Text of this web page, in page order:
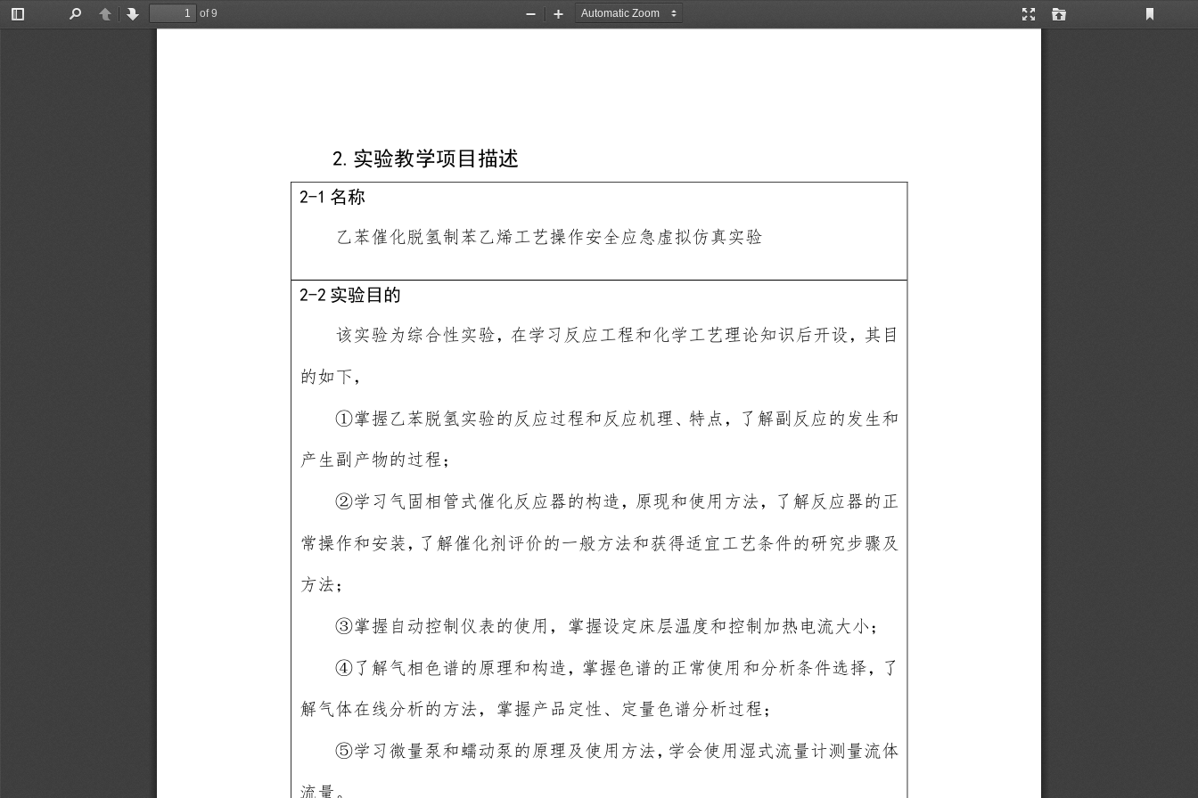
Toggle
PreviousNext
of 9
Presentation
Open
Current
Zoom
Zoom
2.实验教学项目描述
2-1 名称
乙苯催化脱氢制苯乙烯工艺操作安全应急虚拟仿真实验
2-2 实验目的
该实验为综合性实验，在学习反应工程和化学工艺理论知识后开设，其目
的如下，
①掌握乙苯脱氢实验的反应过程和反应机理、特点，了 解副反应的发生和
产生副产物的过程 ；
②学习气固相管式催化反应器的构造，原现和使用方法，了解反应器的正
常操作和安装，了解催化剂评价的一般方法和获得适 宜工艺条件的研究步骤及
方法；
③掌握自动控制仪表的使用，掌握设定床层温度和控制加热电流大小；
④了解气相色谱的原理和构造，掌握色谱的正常使用 和分析条件选择，了
解气体在线分析的方法，掌握产品定性、定量色谱分析过程 ；
⑤学习微量泵和蠕动泵的原理及使用方法，学会使用湿式流量计测量流体
流量。